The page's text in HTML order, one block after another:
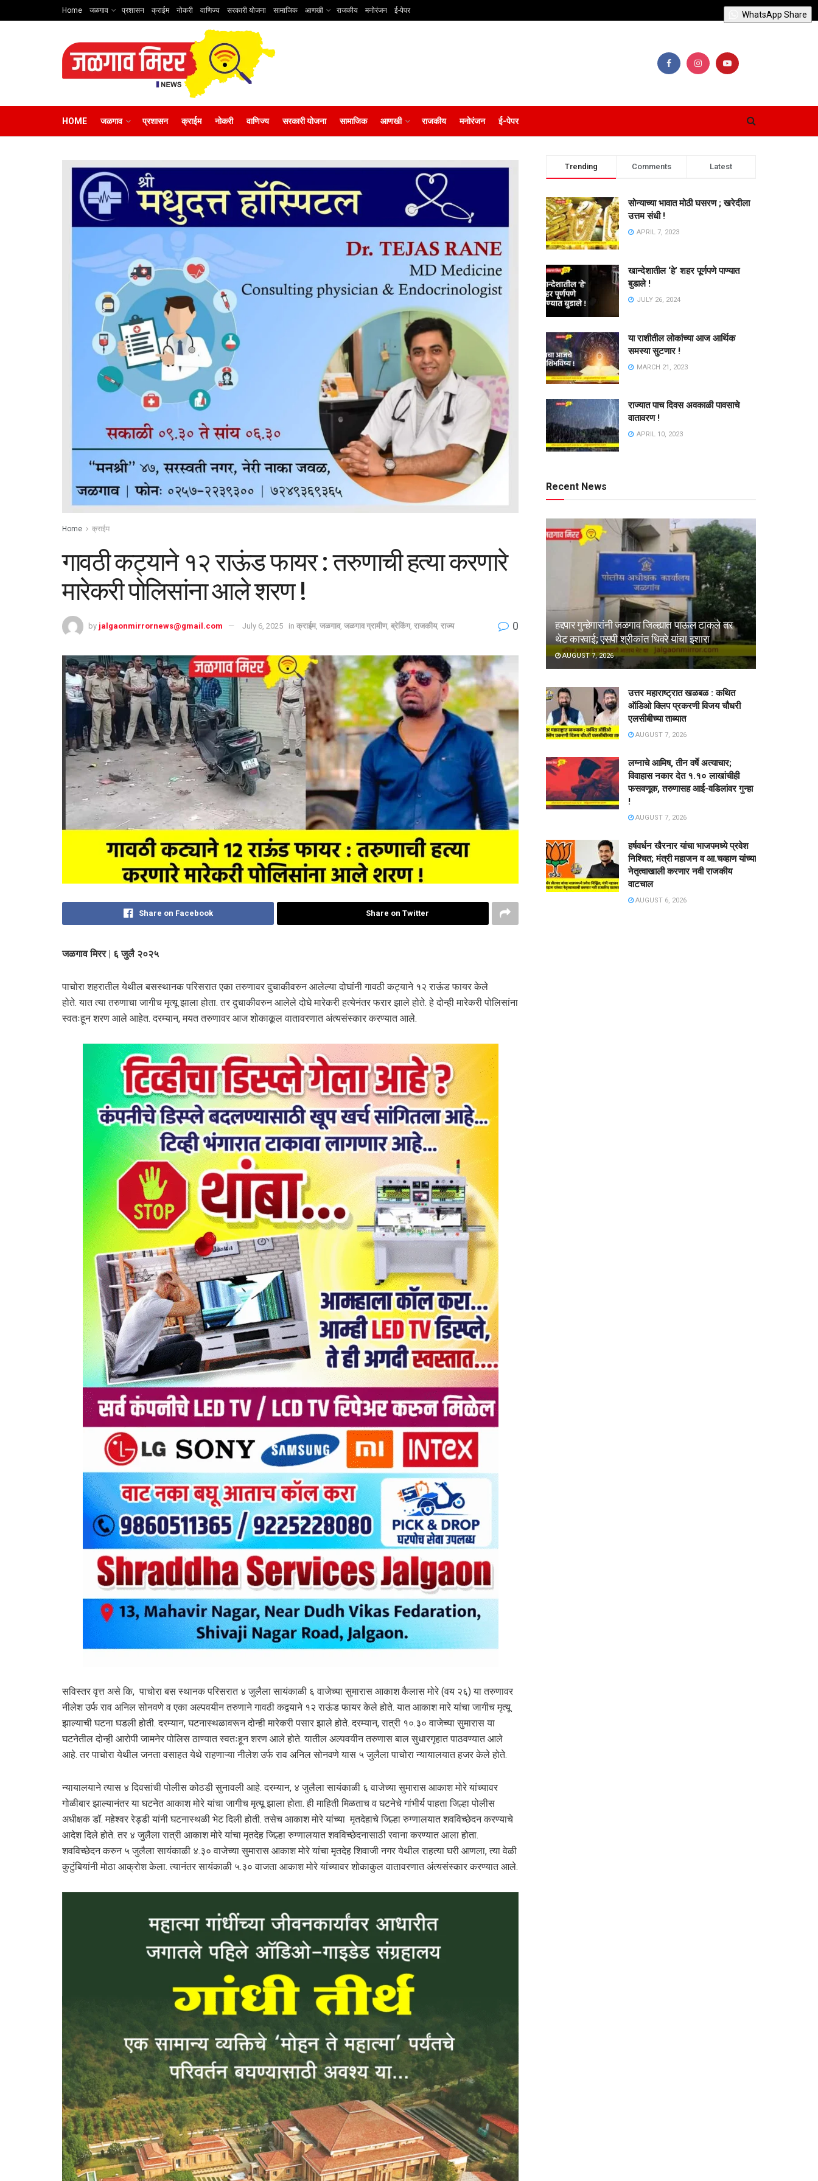
Home जळगाव प्रशासन क्राईम नोकरी वाणिज्य सरकारी योजना सामाजिक आणखी राजकीय मनोरंजन ई-पेपर
HOME जळगाव प्रशासन क्राईम नोकरी वाणिज्य सरकारी योजना सामाजिक आणखी राजकीय मनोरंजन ई-पेपर
Home क्राईम
गावठी कट्याने १२ राऊंड फायर : तरुणाची हत्या करणारे
मारेकरी पोलिसांना आले शरण !
by jalgaonmirrornews@gmail.com July 6, 2025 in क्राईम, जळगाव, जळगाव ग्रामीण, ब्रेकिंग, राजकीय, राज्य 0
Share on Facebook Share on Twitter
जळगाव मिरर | ६ जुलै २०२५
पाचोरा शहरातील येथील बसस्थानक परिसरात एका तरुणावर दुचाकीवरुन आलेल्या दोघांनी गावठी कट्याने १२ राऊंड फायर केले
होते. यात त्या तरुणाचा जागीच मृत्यू झाला होता. तर दुचाकीवरुन आलेले दोघे मारेकरी हत्येनंतर फरार झाले होते. हे दोन्ही मारेकरी पोलिसांना
स्वतःहून शरण आले आहेत. दरम्यान, मयत तरुणावर आज शोकाकूल वातावरणात अंत्यसंस्कार करण्यात आले.
सविस्तर वृत्त असे कि, पाचोरा बस स्थानक परिसरात ४ जुलैला सायंकाळी ६ वाजेच्या सुमारास आकाश कैलास मोरे (वय २६) या तरुणावर
नीलेश उर्फ राव अनिल सोनवणे व एका अल्पवयीन तरुणाने गावठी कद्वयाने १२ राऊंड फायर केले होते. यात आकाश मारे यांचा जागीच मृत्यू
झाल्याची घटना घडली होती. दरम्यान, घटनास्थळावरून दोन्ही मारेकरी पसार झाले होते. दरम्यान, रात्री १०.३० वाजेच्या सुमारास या
घटनेतील दोन्ही आरोपी जामनेर पोलिस ठाण्यात स्वतःहून शरण आले होते. यातील अल्पवयीन तरुणास बाल सुधारगृहात पाठवण्यात आले
आहे. तर पाचोरा येथील जनता वसाहत येथे राहणाऱ्या नीलेश उर्फ राव अनिल सोनवणे यास ५ जुलैला पाचोरा न्यायालयात हजर केले होते.
न्यायालयाने त्यास ४ दिवसांची पोलीस कोठडी सुनावली आहे. दरम्यान, ४ जुलैला सायंकाळी ६ वाजेच्या सुमारास आकाश मोरे यांच्यावर
गोळीबार झाल्यानंतर या घटनेत आकाश मोरे यांचा जागीच मृत्यू झाला होता. ही माहिती मिळताच व घटनेचे गांभीर्य पाहता जिल्हा पोलीस
अधीक्षक डॉ. महेश्वर रेड्डी यांनी घटनास्थळी भेट दिली होती. तसेच आकाश मोरे यांच्या मृतदेहाचे जिल्हा रुग्णालयात शवविच्छेदन करण्याचे
आदेश दिले होते. तर ४ जुलैला रात्री आकाश मोरे यांचा मृतदेह जिल्हा रुग्णालयात शवविच्छेदनासाठी रवाना करण्यात आला होता.
शवविच्छेदन करुन ५ जुलैला सायंकाळी ४.३० वाजेच्या सुमारास आकाश मोरे यांचा मृतदेह शिवाजी नगर येथील राहत्या घरी आणला, त्या वेळी
कुटुंबियांनी मोठा आक्रोश केला. त्यानंतर सायंकाळी ५.३० वाजता आकाश मोरे यांच्यावर शोकाकुल वातावरणात अंत्यसंस्कार करण्यात आले.
Trending Comments Latest
सोन्याच्या भावात मोठी घसरण ; खरेदीला
उत्तम संधी !
APRIL 7, 2023
खान्देशातील ‘हे’ शहर पूर्णपणे पाण्यात
बुडाले !
JULY 26, 2024
या राशीतील लोकांच्या आज आर्थिक
समस्या सुटणार !
MARCH 21, 2023
राज्यात पाच दिवस अवकाळी पावसाचे
वातावरण !
APRIL 10, 2023
Recent News
हद्दपार गुन्हेगारांनी जळगाव जिल्ह्यात पाऊल टाकले तर
थेट कारवाई; एसपी श्रीकांत धिवरे यांचा इशारा
AUGUST 7, 2026
उत्तर महाराष्ट्रात खळबळ : कथित
ऑडिओ क्लिप प्रकरणी विजय चौधरी
एलसीबीच्या ताब्यात
AUGUST 7, 2026
लग्नाचे आमिष, तीन वर्षे अत्याचार;
विवाहास नकार देत १.१० लाखांचीही
फसवणूक, तरुणासह आई-वडिलांवर गुन्हा
!
AUGUST 7, 2026
हर्षवर्धन खैरनार यांचा भाजपमध्ये प्रवेश
निश्चित; मंत्री महाजन व आ.चव्हाण यांच्या
नेतृत्वाखाली करणार नवी राजकीय
वाटचाल
AUGUST 6, 2026
WhatsApp Share